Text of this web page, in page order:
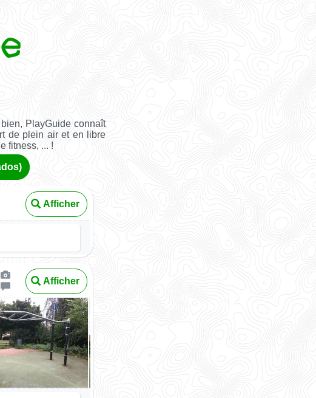
PlayGuide connaît
de plein air et en libre
fitness, ... !
Afficher
Afficher